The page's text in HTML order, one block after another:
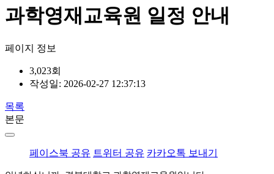
과학영재교육원 일정 안내
페이지 정보
3,023회
작성일: 2026-02-27 12:37:13
목록
본문
페이스북 공유 트위터 공유 카카오톡 보내기